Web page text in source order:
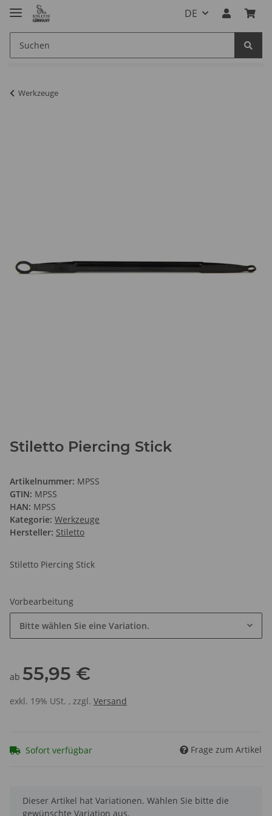
DE
Werkzeuge
Stiletto Piercing Stick
Artikelnummer: MPSS
GTIN: MPSS
HAN: MPSS
Kategorie: Werkzeuge
Hersteller: Stiletto
Stiletto Piercing Stick
Vorbearbeitung
Bitte wählen Sie eine Variation.
ab 55,95 €
exkl. 19% USt. , zzgl. Versand
Sofort verfügbar Frage zum Artikel
x
Dieser Artikel hat Variationen. Wählen Sie bitte die
gewünschte Variation aus.